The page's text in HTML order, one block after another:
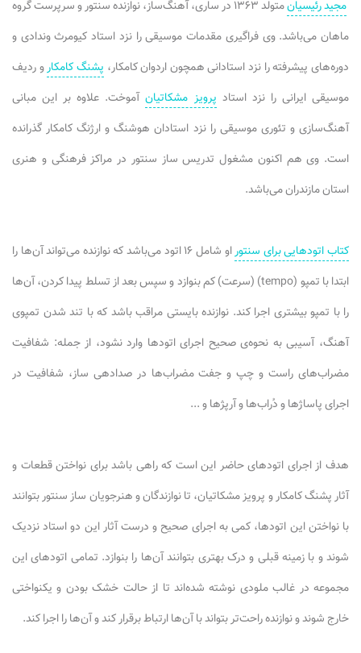
مجید رئیسیان
متولد ۱۳۶۳ در ساری،‌ آهنگ‌ساز، نوازنده سنتور و سرپرست گروه
ماهان می‌باشد. وی فراگیری مقدمات موسیقی را نزد استاد کیومرث وندادی و
دوره‌های پیشرفته را نزد استادانی همچون اردوان کامکار، پشنگ کامکارو ردیف
موسیقی ایرانی را نزد استاد پرویز مشکاتیانآموخت. علاوه بر این مبانی
آهنگ‌سازی و تئوری موسیقی را نزد استادان هوشنگ و ارژنگ کامکار گذرانده
است. وی هم اکنون مشغول تدریس ساز سنتور در مراکز فرهنگی و هنری
استان مازندران می‌باشد.
کتاب اتودهایی برای سنتور
او شامل ۱۶ اتود می‌باشد که نوازنده می‌تواند آن‌ها را
ابتدا با تمپو (tempo) (سرعت) کم بنوازد و سپس بعد از تسلط پیدا کردن، آن‌ها
را با تمپو بیشتری اجرا کند. نوازنده بایستی مراقب باشد که با تند شدن تمپوی
آهنگ، آسیبی به نحوه‌ی صحیح اجرای اتودها وارد نشود، از جمله: شفافیت
مضراب‌های راست و چپ و جفت مضراب‌ها در صدادهی ساز، شفافیت در
اجرای پاساژها و دُراب‌ها و آرپژها و ...
هدف از اجرای اتودهای حاضر این است که راهی باشد برای نواختن قطعات و
آثار پشنگ کامکار و پرویز مشکاتیان، تا نوازندگان و هنرجویان ساز سنتور بتوانند
با نواختن این اتودها، کمی به اجرای صحیح و درست آثار این دو استاد نزدیک
شوند و با زمینه قبلی و درک بهتری بتوانند آن‌ها را بنوازد. تمامی اتودهای این
مجموعه در غالب ملودی نوشته شده‌اند تا از حالت خشک بودن و یکنواختی
خارج شوند و نوازنده راحت‌تر بتواند با آن‌ها ارتباط برقرار کند و آن‌ها را اجرا کند.